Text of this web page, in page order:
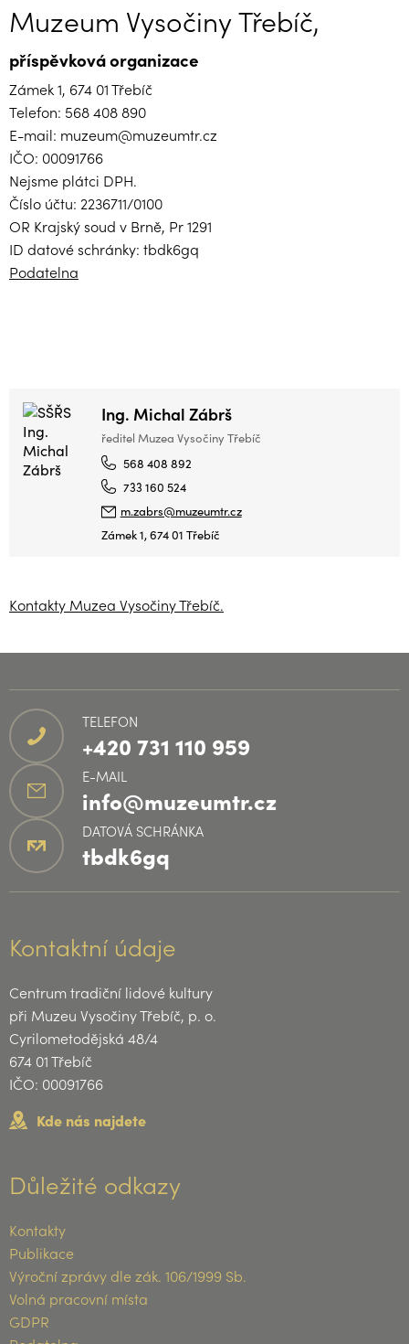
Muzeum Vysočiny Třebíč,
příspěvková organizace
Zámek 1, 674 01 Třebíč
Telefon: 568 408 890
E-mail: muzeum@muzeumtr.cz
IČO: 00091766
Nejsme plátci DPH.
Číslo účtu: 2236711/0100
OR Krajský soud v Brně, Pr 1291
ID datové schránky: tbdk6gq
Podatelna
Ing. Michal Zábrš
ředitel Muzea Vysočiny Třebíč
568 408 892
733 160 524
m.zabrs@muzeumtr.cz
Zámek 1, 674 01 Třebíč
Kontakty Muzea Vysočiny Třebíč.
TELEFON
+420 731 110 959
E-MAIL
info@muzeumtr.cz
DATOVÁ SCHRÁNKA
tbdk6gq
Kontaktní údaje
Centrum tradiční lidové kultury
při Muzeu Vysočiny Třebíč, p. o.
Cyrilometodějská 48/4
674 01 Třebíč
IČO: 00091766
Kde nás najdete
Důležité odkazy
Kontakty
Publikace
Výroční zprávy dle zák. 106/1999 Sb.
Volná pracovní místa
GDPR